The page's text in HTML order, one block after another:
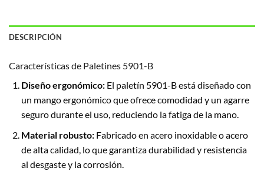
DESCRIPCIÓN
Características de Paletines 5901-B
Diseño ergonómico:El paletín 5901-B está diseñado con
un mango ergonómico que ofrece comodidad y un agarre
seguro durante el uso, reduciendo la fatiga de la mano.
Material robusto:Fabricado en acero inoxidable o acero
de alta calidad, lo que garantiza durabilidad y resistencia
al desgaste y la corrosión.